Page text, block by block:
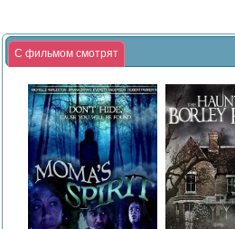
С фильмом смотрят